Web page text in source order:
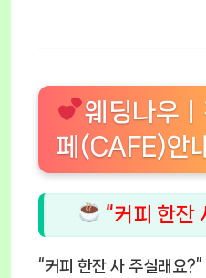
웨딩나우
페(CAFE)안
“커피 한잔
“커피 한잔 사 주실래요?”